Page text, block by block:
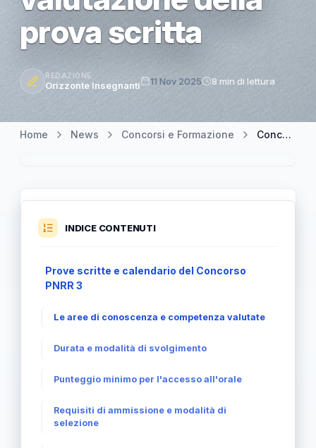
prova scritta
REDAZIONE
Orizzonte Insegnanti 11 Nov 2025 8 min di lettura
Home News Concorsi e Formazione Concorso PNRR 3: Punteggio minimo di 70 per l'ammissione all'orale e quadri di riferimento per la valutazione della prova scritta
INDICE CONTENUTI
Prove scritte e calendario del Concorso
PNRR 3
Le aree di conoscenza e competenza valutate
Durata e modalità di svolgimento
Punteggio minimo per l'accesso all'orale
Requisiti di ammissione e modalità di
selezione